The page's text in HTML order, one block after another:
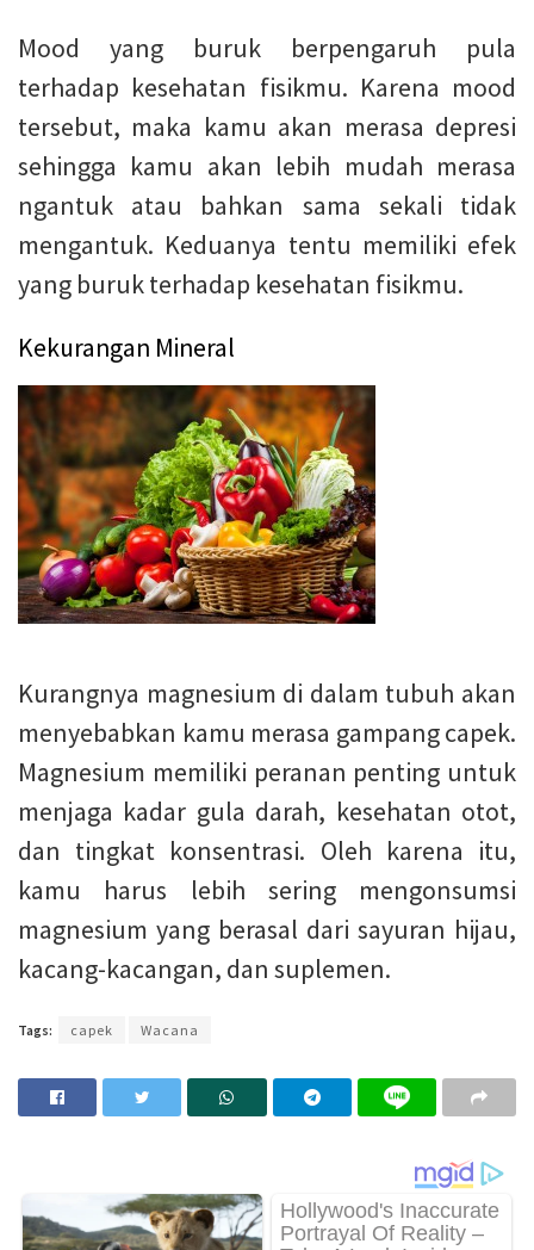
Mood yang buruk berpengaruh pula
terhadap kesehatan fisikmu. Karena mood
tersebut, maka kamu akan merasa depresi
sehingga kamu akan lebih mudah merasa
ngantuk atau bahkan sama sekali tidak
mengantuk. Keduanya tentu memiliki efek
yang buruk terhadap kesehatan fisikmu.
Kekurangan Mineral
Kurangnya magnesium di dalam tubuh akan
menyebabkan kamu merasa gampang capek.
Magnesium memiliki peranan penting untuk
menjaga kadar gula darah, kesehatan otot,
dan tingkat konsentrasi. Oleh karena itu,
kamu harus lebih sering mengonsumsi
magnesium yang berasal dari sayuran hijau,
kacang-kacangan, dan suplemen.
Tags: capek Wacana